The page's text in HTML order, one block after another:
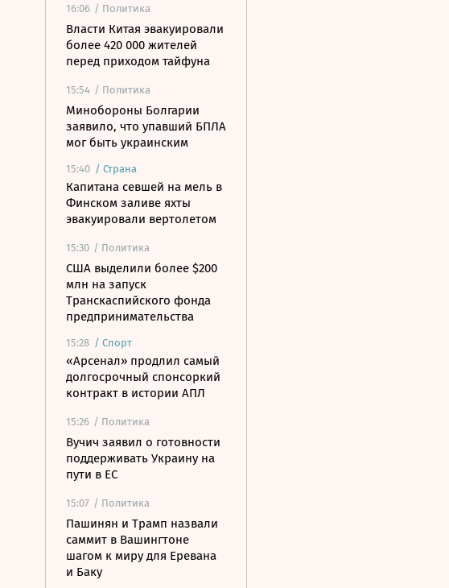
16:06 / Политика
Власти Китая эвакуировали
более 420 000 жителей
перед приходом тайфуна
15:54 / Политика
Минобороны Болгарии
заявило, что упавший БПЛА
мог быть украинским
15:40 / Страна
Капитана севшей на мель в
Финском заливе яхты
эвакуировали вертолетом
15:30 / Политика
США выделили более $200
млн на запуск
Транскаспийского фонда
предпринимательства
15:28 / Спорт
«Арсенал» продлил самый
долгосрочный спонсоркий
контракт в истории АПЛ
15:26 / Политика
Вучич заявил о готовности
поддерживать Украину на
пути в ЕС
15:07 / Политика
Пашинян и Трамп назвали
саммит в Вашингтоне
шагом к миру для Еревана
и Баку